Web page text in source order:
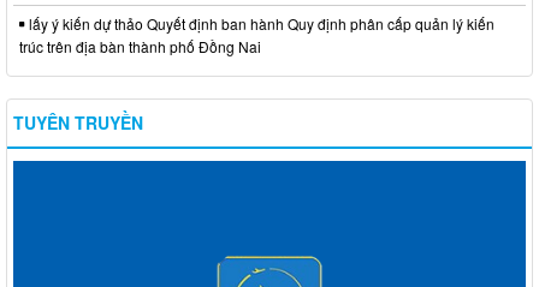
lấy ý kiến dự thảo Quyết định ban hành Quy định phân cấp quản lý kiến
trúc trên địa bàn thành phố Đồng Nai
TUYÊN TRUYỀN